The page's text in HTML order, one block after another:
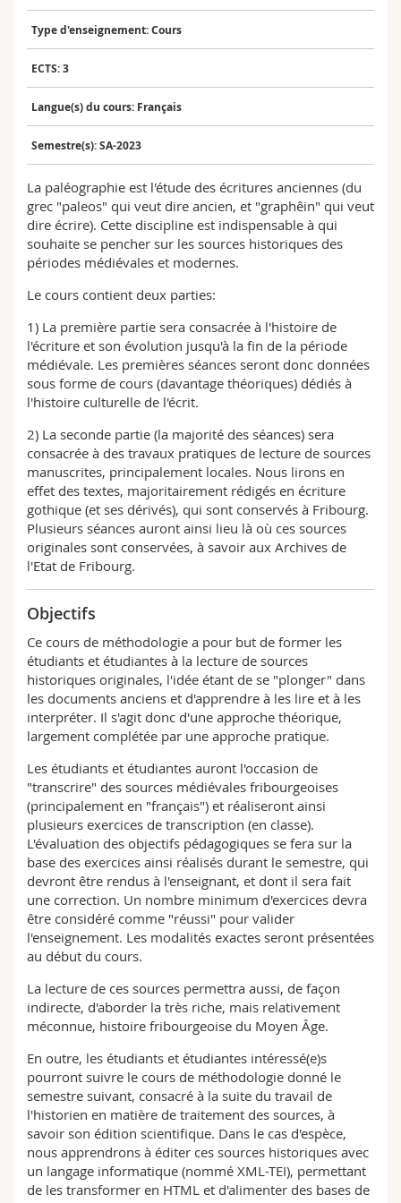
Sciences et médecine
Interfacultaire
Collaborateurs
Doctorants
Webmail
Programme des cours
MyUnifr
Type d'enseignement: Cours
ECTS: 3
Langue(s) du cours: Français
Semestre(s): SA-2023
La paléographie est l'étude des écritures anciennes (du
grec "paleos" qui veut dire ancien, et "graphêin" qui veut
dire écrire). Cette discipline est indispensable à qui
souhaite se pencher sur les sources historiques des
périodes médiévales et modernes.
Le cours contient deux parties:
1) La première partie sera consacrée à l'histoire de
l'écriture et son évolution jusqu'à la fin de la période
médiévale. Les premières séances seront donc données
sous forme de cours (davantage théoriques) dédiés à
l'histoire culturelle de l'écrit.
2) La seconde partie (la majorité des séances) sera
consacrée à des travaux pratiques de lecture de sources
manuscrites, principalement locales. Nous lirons en
effet des textes, majoritairement rédigés en écriture
gothique (et ses dérivés), qui sont conservés à Fribourg.
Plusieurs séances auront ainsi lieu là où ces sources
originales sont conservées, à savoir aux Archives de
l'Etat de Fribourg.
Objectifs
Ce cours de méthodologie a pour but de former les
étudiants et étudiantes à la lecture de sources
historiques originales, l'idée étant de se "plonger" dans
les documents anciens et d'apprendre à les lire et à les
interpréter. Il s'agit donc d'une approche théorique,
largement complétée par une approche pratique.
Les étudiants et étudiantes auront l'occasion de
"transcrire" des sources médiévales fribourgeoises
(principalement en "français") et réaliseront ainsi
plusieurs exercices de transcription (en classe).
L'évaluation des objectifs pédagogiques se fera sur la
base des exercices ainsi réalisés durant le semestre, qui
devront être rendus à l'enseignant, et dont il sera fait
une correction. Un nombre minimum d'exercices devra
être considéré comme "réussi" pour valider
l'enseignement. Les modalités exactes seront présentées
au début du cours.
La lecture de ces sources permettra aussi, de façon
indirecte, d'aborder la très riche, mais relativement
méconnue, histoire fribourgeoise du Moyen Âge.
En outre, les étudiants et étudiantes intéressé(e)s
pourront suivre le cours de méthodologie donné le
semestre suivant, consacré à la suite du travail de
l'historien en matière de traitement des sources, à
savoir son édition scientifique. Dans le cas d'espèce,
nous apprendrons à éditer ces sources historiques avec
un langage informatique (nommé XML-TEI), permettant
de les transformer en HTML et d'alimenter des bases de